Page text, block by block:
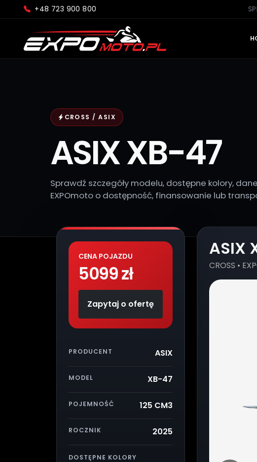
+48 723 900 800
CROSS / ASIX
ASIX XB-47
Sprawdź szczegóły modelu, dostępne kolory,
EXPOmoto o dostępność, finansowanie lub
CENA POJAZDU
5099 zł
Zapytaj o ofertę
PRODUCENT ASIX
MODEL XB-47
POJEMNOŚĆ 125 CM3
ROCZNIK 2025
DOSTĘPNE KOLORY
ASIX
CROSS •